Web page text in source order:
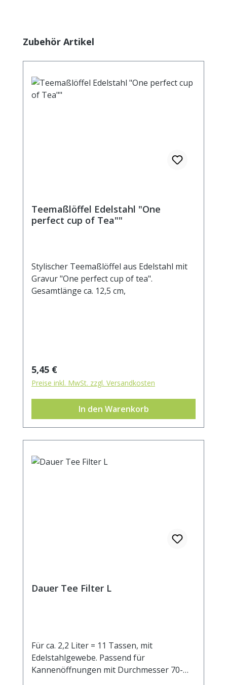
Produktgalerie überspringen
Zubehör Artikel
Teemaßlöffel Edelstahl "One
perfect cup of Tea""
Stylischer Teemaßlöffel aus Edelstahl mit
Gravur "One perfect cup of tea".
Gesamtlänge ca. 12,5 cm,
Regulärer Preis:
5,45 €
Preise inkl. MwSt. zzgl. Versandkosten
In den Warenkorb
Dauer Tee Filter L
Für ca. 2,2 Liter = 11 Tassen, mit
Edelstahlgewebe. Passend für
Kannenöffnungen mit Durchmesser 70-